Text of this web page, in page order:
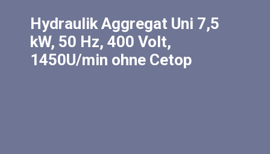
Hydraulik Aggregat Uni 7,5
kW, 50 Hz, 400 Volt,
1450U/min ohne Cetop